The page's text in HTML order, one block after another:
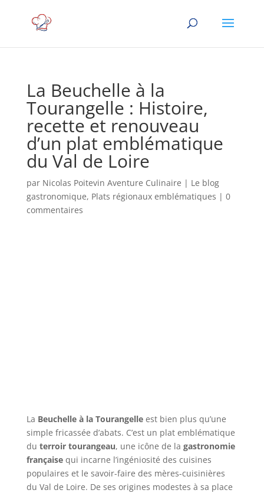
La Beuchelle à la
Tourangelle : Histoire,
recette et renouveau
d’un plat emblématique
du Val de Loire
par Nicolas Poitevin Aventure Culinaire | Le blog
gastronomique, Plats régionaux emblématiques | 0
commentaires
La Beuchelle à la Tourangelleest bien plus qu’une
simple fricassée d’abats. C’est un plat emblématique
du terroir tourangeau, une icône de la gastronomie
françaisequi incarne l’ingéniosité des cuisines
populaires et le savoir-faire des mères-cuisinières
du Val de Loire. De ses origines modestes à sa place